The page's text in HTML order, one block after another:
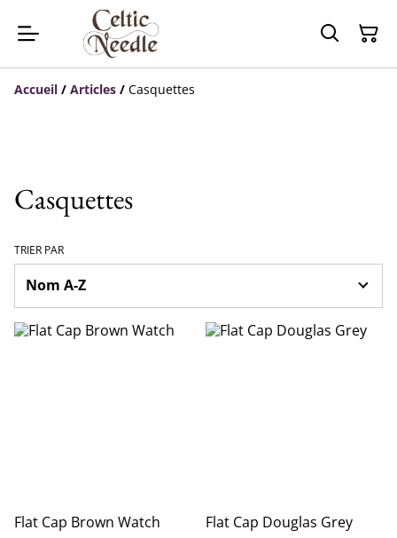
Accueil / Articles / Casquettes
Casquettes
TRIER PAR
Flat Cap Brown Watch
Flat Cap Douglas Grey